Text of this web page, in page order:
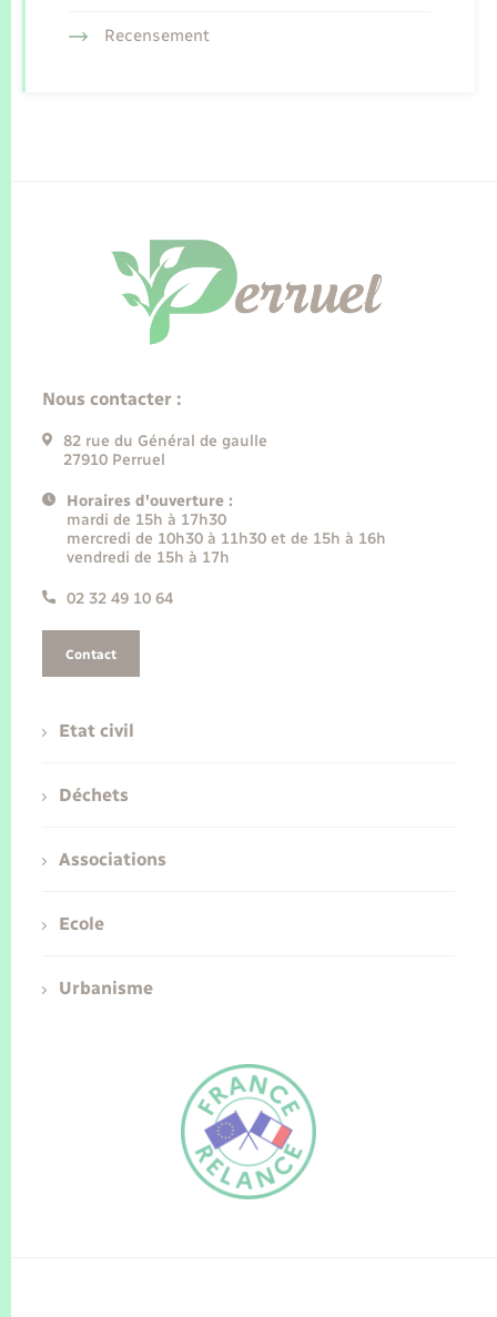
Recensement
Nous contacter :
82 rue du Général de gaulle
27910 Perruel
Horaires d'ouverture :
mardi de 15h à 17h30
mercredi de 10h30 à 11h30 et de 15h à 16h
vendredi de 15h à 17h
02 32 49 10 64
Contact
Etat civil
Déchets
Associations
Ecole
Urbanisme